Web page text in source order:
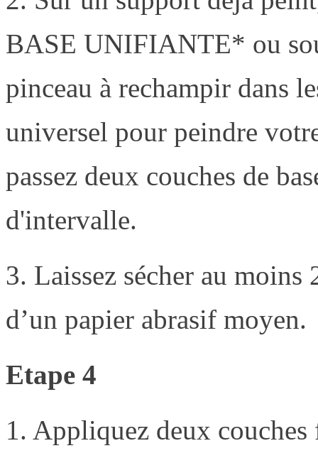
BASE UNIFIANTE* ou
pinceau à rechampir dans
universel pour peindre
passez deux couches de
d'intervalle.
3. Laissez sécher au moins
d’un papier abrasif moyen.
Etape 4
1. Appliquez deux